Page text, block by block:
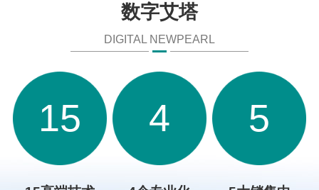
数字艾塔
DIGITAL NEWPEARL
15 4 5